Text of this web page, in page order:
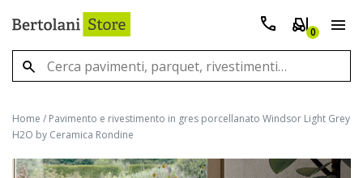
0
Home / Pavimento e rivestimento in gres porcellanato Windsor Light Grey
H2O by Ceramica Rondine